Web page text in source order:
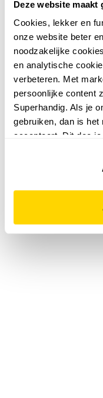
Deze website maakt
Cookies, lekker en
onze website beter
noodzakelijke
en analytische
verbeteren. Met
persoonlijke content
Superhandig. Als je
gebruiken, dan is het
accepteert. Dit doe
website niet optimaal